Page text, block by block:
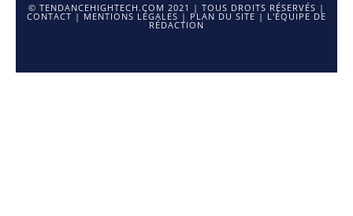
© TENDANCEHIGHTECH.COM 2021 | TOUS DROITS RÉSERVÉS |
CONTACT | MENTIONS LÉGALES | PLAN DU SITE | L'ÉQUIPE DE
RÉDACTION